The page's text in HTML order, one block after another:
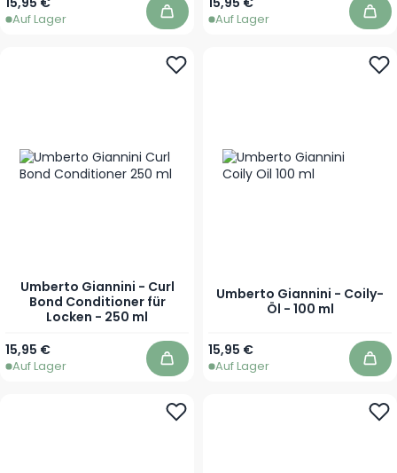
Auf Lager In den Warenkorb
Auf Lager In
Umberto Giannini - Curl
Bond Conditioner für
Locken - 250 ml
15,95 €
Auf Lager In den Warenkorb
Umberto Giannini - Coily-
Öl - 100 ml
15,95 €
Auf Lager In